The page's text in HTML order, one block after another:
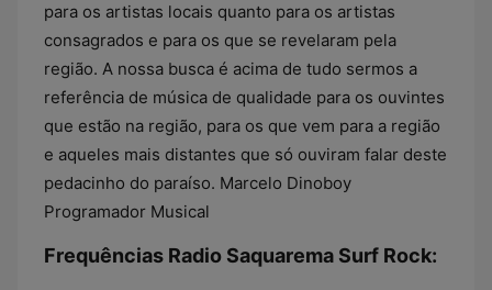
para os artistas locais quanto para os artistas
consagrados e para os que se revelaram pela
região. A nossa busca é acima de tudo sermos a
referência de música de qualidade para os ouvintes
que estão na região, para os que vem para a região
e aqueles mais distantes que só ouviram falar deste
pedacinho do paraíso. Marcelo Dinoboy
Programador Musical
Frequências Radio Saquarema Surf Rock: